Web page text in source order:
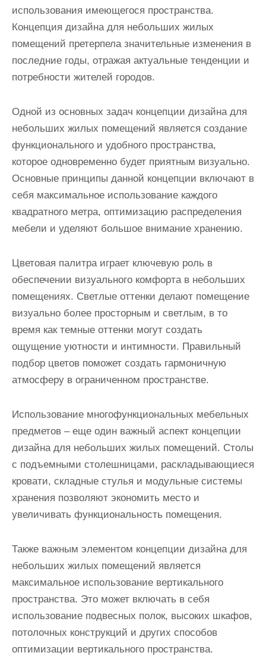
использования имеющегося пространства.
Концепция дизайна для небольших жилых
помещений претерпела значительные изменения в
последние годы, отражая актуальные тенденции и
потребности жителей городов.
Одной из основных задач концепции дизайна для
небольших жилых помещений является создание
функционального и удобного пространства,
которое одновременно будет приятным визуально.
Основные принципы данной концепции включают в
себя максимальное использование каждого
квадратного метра, оптимизацию распределения
мебели и уделяют большое внимание хранению.
Цветовая палитра играет ключевую роль в
обеспечении визуального комфорта в небольших
помещениях. Светлые оттенки делают помещение
визуально более просторным и светлым, в то
время как темные оттенки могут создать
ощущение уютности и интимности. Правильный
подбор цветов поможет создать гармоничную
атмосферу в ограниченном пространстве.
Использование многофункциональных мебельных
предметов – еще один важный аспект концепции
дизайна для небольших жилых помещений. Столы
с подъемными столешницами, раскладывающиеся
кровати, складные стулья и модульные системы
хранения позволяют экономить место и
увеличивать функциональность помещения.
Также важным элементом концепции дизайна для
небольших жилых помещений является
максимальное использование вертикального
пространства. Это может включать в себя
использование подвесных полок, высоких шкафов,
потолочных конструкций и других способов
оптимизации вертикального пространства.